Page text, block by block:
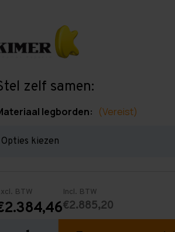
zelf samen:
legborden: (Vereist)
BTW Incl. BTW
€2.885,20